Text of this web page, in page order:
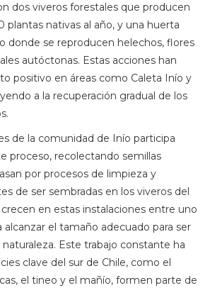
dos viveros forestales que producen
plantas nativas al año, y una huerta
donde se reproducen helechos, flores
autóctonas. Estas acciones han
positivo en áreas como Caleta Inío y
a la recuperación gradual de los
de la comunidad de Inío participa
proceso, recolectando semillas
por procesos de limpieza y
de ser sembradas en los viveros del
en estas instalaciones entre uno
alcanzar el tamaño adecuado para ser
Este trabajo constante ha
clave del sur de Chile, como el
el tineo y el mañío, formen parte de